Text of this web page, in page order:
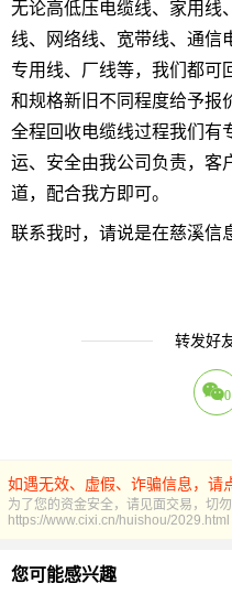
无论高低压电缆线、家用线
线、网络线、宽带线、通信
专用线、厂线等，我们都可
和规格新旧不同程度给予报
全程回收电缆线过程我们有
运、安全由我公司负责，客
道，配合我方即可。
联系我时，请说是在慈溪信
转发好
0
如遇无效、虚假、诈骗信息，请
为了您的资金安全，请见面交易，切
https://www.cixi.cn/huishou/2029.html
您可能感兴趣